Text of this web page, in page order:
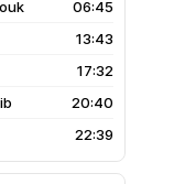
06:45
13:43
17:32
20:40
22:39